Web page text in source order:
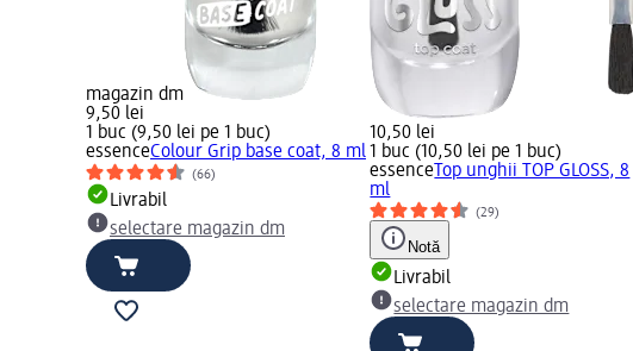
magazin dm
9,50 lei
1 buc (9,50 lei pe 1 buc)
essenceColour Grip base coat, 8 ml
(66)
Livrabil
selectare magazin dm
10,50 lei
1 buc (10,50 lei pe 1 buc)
essence Top unghii TOP GLOSS, 8
ml
(29)
Notă
Livrabil
selectare magazin dm